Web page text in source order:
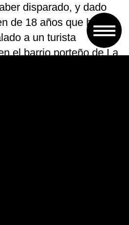
disparado, y dado
de 18 años que había
a un turista
el barrio porteño de La